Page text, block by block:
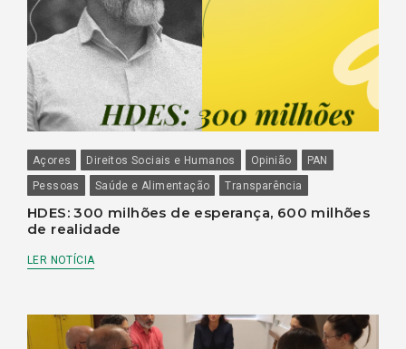
Açores Direitos Sociais e Humanos Opinião
PAN
Pessoas
Saúde e Alimentação Transparência
HDES: 300 milhões de esperança, 600 milhões
de realidade
LER NOTÍCIA